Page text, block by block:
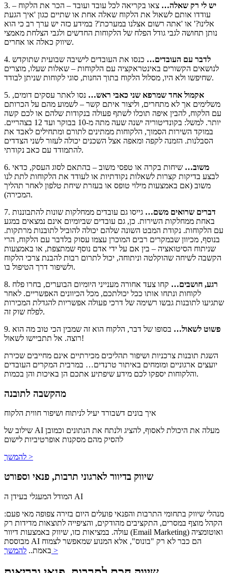
3.
יש לי רק שאלה… צאו בקריאה לכל עובד ועובד – הכר את הלקוח –
עודדו אותם לשאול את הלקוח שאלה אחת או שתיים כגון 'איך הגעת
אלינו?' או 'אתה רשום אצלנו במערכת'? במידע כזה יש ערך רב כי הוא
נותן תחושה לגבי גודל הפלח של הלקוחות החדשים ולגבי הצלחת מאמצי
שיווק כאלה או אחרים.
4.
לדבר עם העובדים… כנסו את העובדים לישיבה שבועית שתוקדש
לנושאים הקשורים באינטראקציה עם הלקוחות – שאלות שעלו, מוצרים
שחיפשו ולא היו, מסלול הלקוח בתוך החנות, סוגי לקוחות שניתן לבודד.
5.
אקמול אחד שמרפא שני כאבי ראש… נסו לאתר עסקים דומים,
משלימים אך לא מתחרים, וליצור איתם קשר – לשמוע מהם על הכרותם
עם הלקוח, להבין איפה תוכלו לשתף פעולה בנקודות שלהם או לכם קשה
יותר. למשל: בקונדיטוריה ישנה שעה מתה מ-10 בבוקר ועד 12 בצהריים.
במוקד השירות הסמוך, הלקוחות ממתינים לתורם ומתחילים לאבד את
הסבלנות. הזמנה לקפה ומאפה אצל השכנים יכולה לעזור לשני הצדדים
להתמודד עם כאב נקודתי.
6.
משוב… שיחות בקרה או טפסי משוב – בהתאם לסוג העסק, כדאי
לבצע בדיקות קצרות לשאלות נקודתיות או לעודד את הלקוחות לתת לנו
משוב (אם באמצעות מילוי טופס או בעזרת שיחת טלפון לאחר תהליך
המכירה).
7.
דברים שרואים משם… גייסו גם עובדים ממחלקות שונות להתבוננות
באחת ממחלקות השירות. כן, גם עובדים שביומיום אינם נמצאים במגע
עם הלקוחות. נקודת המבט השונה שלהם יכולה להוביל לתובנות מרתקות.
בנוסף, מכיוון שבמקרים רבים המוכרן עצמו עסוק בלדבר עם הלקוח, הרי
שניתוח הסיטואציה – בין אם על ידי אדם נוסף שמתצפת, או באמצעות
הקשבה לשיחה שהוקלטה וניתוחה, יכול לתרום רבות להבנת צרכי הלקוח
ולשיפור דרך הטיפול בו.
8.
רגע, חושבים… קחו צעד אחורה מענייני היומיום הבוערים, בחרו פלח
לקוחות ונתחו אותו ככל יכולתכם, מכל הכיוונים האפשריים. לאחר
שתגיעו לתובנות גבשו רשימה של דרכי פעולה אפשריות להגדלת המכירות
לפלח שוק זה.
9.
פשוט לשאול… בסופו של דבר, הלקוח הוא זה שמבין הכי טוב מה הוא
רוצה. אל תתביישו לשאול!
השגת תובנות צרכניות ושיפור תהליכים מכירתיים אינם מחייבים שכירת
יועצים ארגוניים ומומחים באיתור טרנדים… במרבית המקרים העובדים
והלקוחות יספקו לכם מידע שיפתיע אתכם הן באיכות והן בכמות.
מהקשבה לתובנה
איך בונים דשבורד יעיל לניתוח ושיפור חווית הלקוח
שילוב של AI מעלה את היכולת לאסוף, להציג ולנתח את הנתונים וכמובן
להסיק מהם מסקנות אופרטיביות לישום
להמשך >
שיווק בדיוור לארגוני תרבות, פנאי וספורט
המודל המעגלי בעידן ה AI
מנהלי שיווק בתחומי התרבות והפנאי פועלים היום בזירה צפופה מאי פעם:
הקהל מוצף במסרים, התקציבים מהודקים, והציפייה לתוצאות מדידות רק
עולה. במציאות כזו, שיווק באמצעות דיוור (Email Marketing) ואוטומציה
מבוססת AI הם כבר לא רק "בונוס", אלא המנוע שמאפשר לצמוח
באמת.. להמשך >